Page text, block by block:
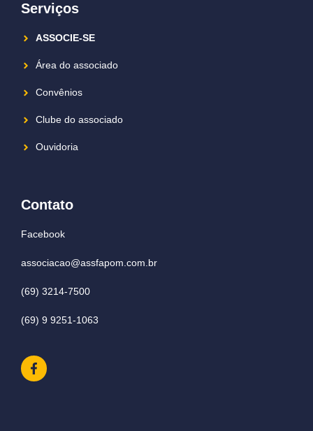
Serviços
ASSOCIE-SE
Área do associado
Convênios
Clube do associado
Ouvidoria
Contato
Facebook
associacao@assfapom.com.br
(69) 3214-7500
(69) 9 9251-1063